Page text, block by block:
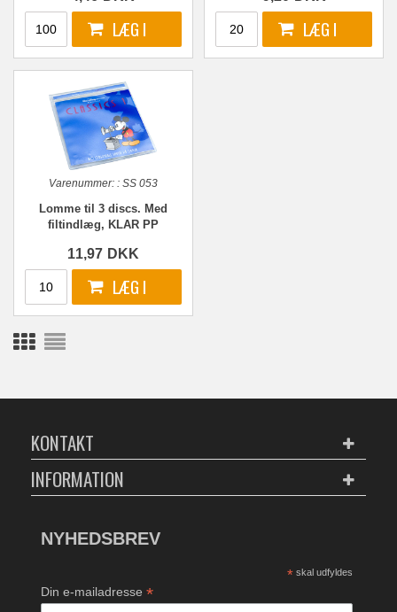
Varenummer:: SS 053
Lomme til 3 discs. Med
filtindlæg, KLAR PP
11,97 DKK
KONTAKT
INFORMATION
NYHEDSBREV
* skal udfyldes
Din e-mailadresse*